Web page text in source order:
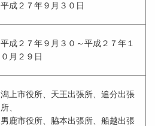
平成２７年９月３０日
平成２７年９月３０～平成２７年１
０月２９日
潟上市役所、天王出張所、追分出張
所、
男鹿市役所、脇本出張所、船越出張